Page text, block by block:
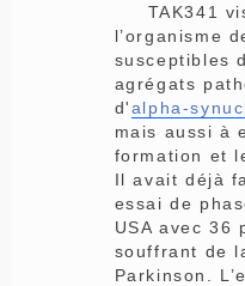
TAK341
l’organisme
susceptibles
agrégats
d'alpha-
mais aussi à
formation et
Il avait déjà
essai de
USA avec 36
souffrant de
Parkinson.